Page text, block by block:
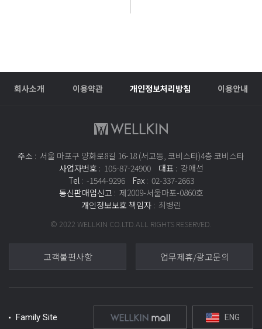
회사소개 이용약관 개인정보처리방침 이용안내
주소 : 서울 마포구 양화로8길 16-18 (서교동, 코비스타)4층 코비스타
사업자번호 : 105-87-24900 대표 : 강애선
Tel : -1544-9296 Fax: 02-337-2663
통신판매업신고 : 제2009-서울마포-0860호
개인정보보호 책임자: 최병린
© 2022 WELLKIN CO.LTD.ALL RIGHTS RESERVED.
고객불편사항 업무제휴/광고문의
Family Site ENG